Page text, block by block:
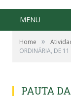
MENU
Home »
ORDINÁRIA, DE
PAUTA